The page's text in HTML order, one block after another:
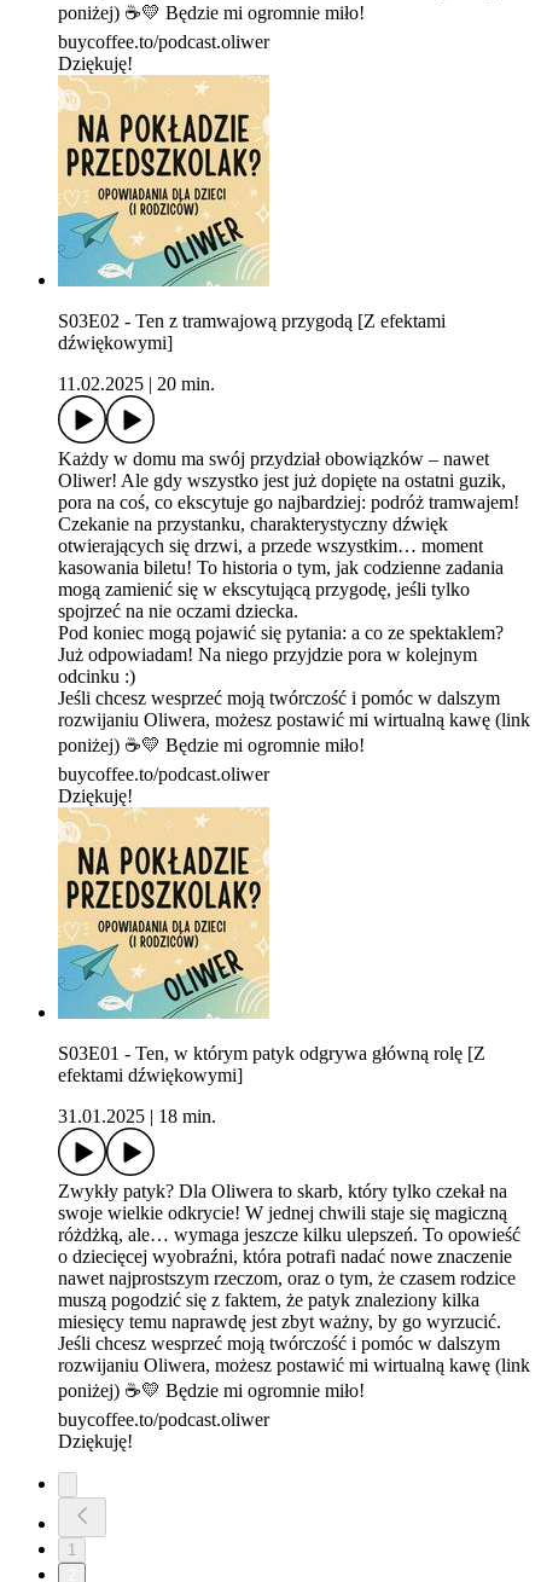
poniżej) ☕💛 Będzie mi ogromnie miło!
⁠buycoffee.to/podcast.oliwer⁠
Dziękuję!
S03E02 - Ten z tramwajową przygodą [Z efektami
dźwiękowymi]
11.02.2025
20 min.
Każdy w domu ma swój przydział obowiązków – nawet
Oliwer! Ale gdy wszystko jest już dopięte na ostatni guzik,
pora na coś, co ekscytuje go najbardziej: podróż tramwajem!
Czekanie na przystanku, charakterystyczny dźwięk
otwierających się drzwi, a przede wszystkim… moment
kasowania biletu! To historia o tym, jak codzienne zadania
mogą zamienić się w ekscytującą przygodę, jeśli tylko
spojrzeć na nie oczami dziecka.
Pod koniec mogą pojawić się pytania: a co ze spektaklem?
Już odpowiadam! Na niego przyjdzie pora w kolejnym
odcinku :)
Jeśli chcesz wesprzeć moją twórczość i pomóc w dalszym
rozwijaniu Oliwera, możesz postawić mi wirtualną kawę (link
poniżej) ☕💛 Będzie mi ogromnie miło!
⁠⁠buycoffee.to/podcast.oliwer⁠⁠
Dziękuję!
S03E01 - Ten, w którym patyk odgrywa główną rolę [Z
efektami dźwiękowymi]
31.01.2025
18 min.
Zwykły patyk? Dla Oliwera to skarb, który tylko czekał na
swoje wielkie odkrycie! W jednej chwili staje się magiczną
różdżką, ale… wymaga jeszcze kilku ulepszeń. To opowieść
o dziecięcej wyobraźni, która potrafi nadać nowe znaczenie
nawet najprostszym rzeczom, oraz o tym, że czasem rodzice
muszą pogodzić się z faktem, że patyk znaleziony kilka
miesięcy temu naprawdę jest zbyt ważny, by go wyrzucić.
Jeśli chcesz wesprzeć moją twórczość i pomóc w dalszym
rozwijaniu Oliwera, możesz postawić mi wirtualną kawę (link
poniżej) ☕💛 Będzie mi ogromnie miło!
⁠⁠buycoffee.to/podcast.oliwer⁠⁠
Dziękuję!
1